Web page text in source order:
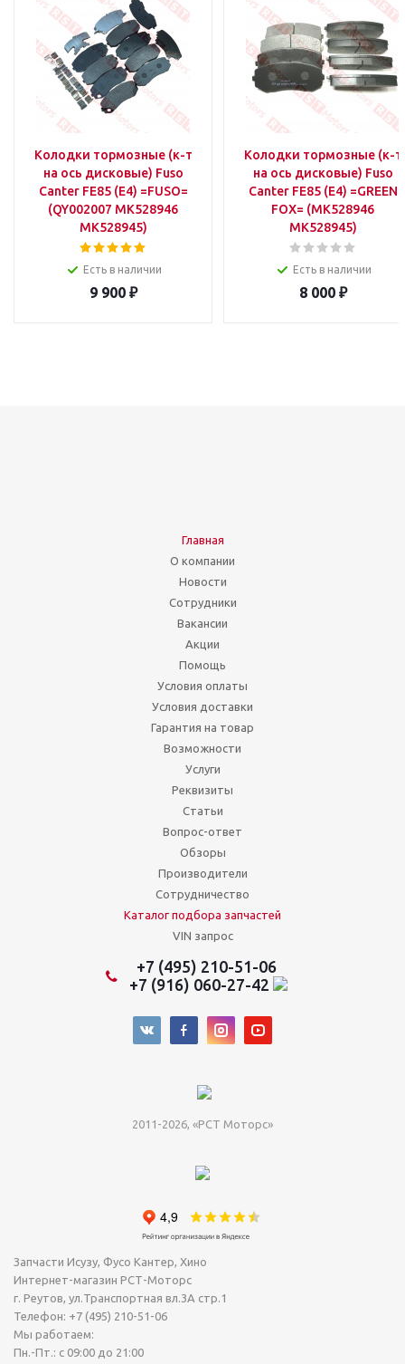
Колодки тормозные (к-т
на ось дисковые) Fuso
Canter FE85 (E4) =FUSO=
(QY002007 MK528946
MK528945)
Есть в наличии
9 900₽
Колодки тормозные (к-т
на ось дисковые) Fuso
Canter FE85 (E4) =GREEN
FOX= (MK528946
MK528945)
Есть в наличии
8 000₽
Главная
О компании
Новости
Сотрудники
Вакансии
Акции
Помощь
Условия оплаты
Условия доставки
Гарантия на товар
Возможности
Услуги
Реквизиты
Статьи
Вопрос-ответ
Обзоры
Производители
Сотрудничество
Каталог подбора запчастей
VIN запрос
+7 (495) 210-51-06
+7 (916) 060-27-42
2011-2026, «РСТ Моторс»
Запчасти Исузу, Фусо Кантер, Хино
Интернет-магазин РСТ-Моторс
г. Реутов, ул.Транспортная вл.3А стр.1
Телефон: +7 (495) 210-51-06
Мы работаем:
Пн.-Пт.: с 09:00 до 21:00